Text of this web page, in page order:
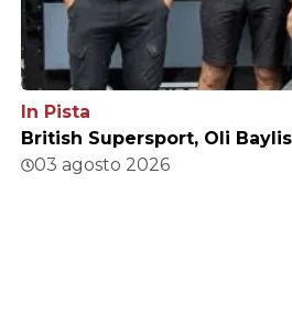
In Pista
British Supersport, Oli
03 agosto 2026